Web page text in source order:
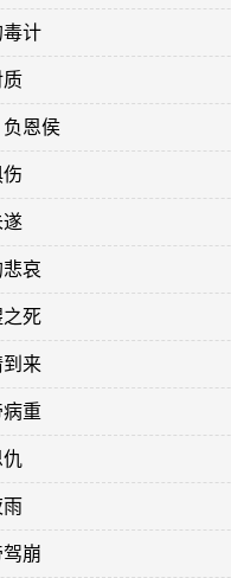
毒计
质
负恩侯
遂
悲哀
之死
到来
病重
仇
驾崩